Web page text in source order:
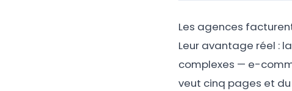
Les agences
Leur avantage réel :
complexes — e-
veut cinq pages et